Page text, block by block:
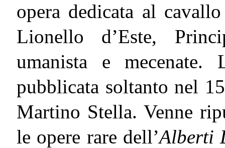
opera dedicata al
Lionello d’Este,
umanista e
pubblicata soltanto nel
Martino Stella. Venne
le opere rare dell’Alberti